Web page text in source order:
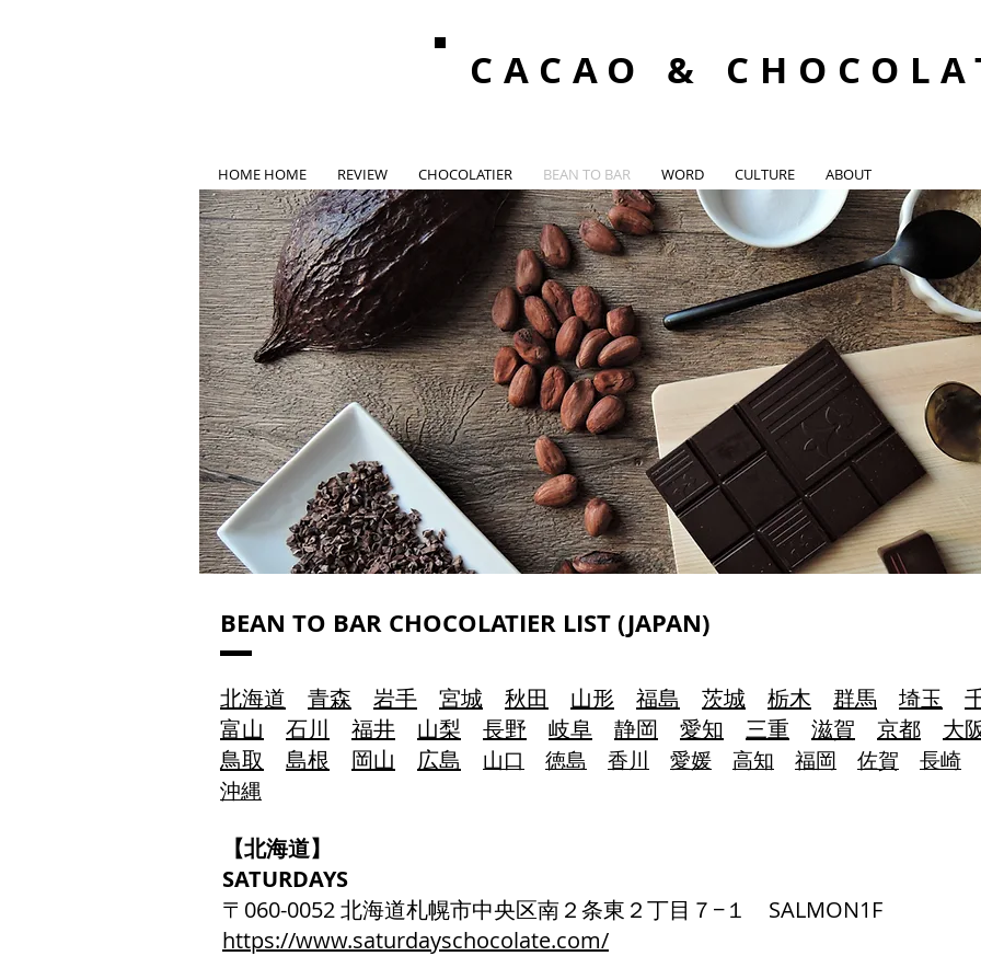
CACAO &
HOME HOME REVIEW CHOCOLATIER BEAN TO BAR WORD CULTURE ABOUT
​BEAN TO BAR CHOCOLATIER LIST (JAPAN)
北海道 青森 岩手 宮城 秋田 山形 福島 茨城 栃木 群馬 埼玉
富山
石川 福井 山梨 長野 岐阜 静岡 愛知 三重 滋賀 京都
大
鳥取
島根 岡山 広島 山口 徳島 香川 愛媛 高知 福岡 佐賀
長崎
沖縄
【北海道】
SATURDAYS
〒060-0052 北海道札幌市中央区南２条東２丁目７−１ SALMON1F
https://www.saturdayschocolate.com/